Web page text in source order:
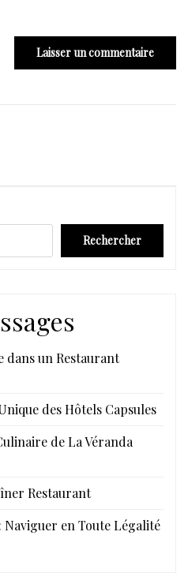
Rechercher
dans un Restaurant
des Hôtels Capsules
de La Véranda
Restaurant
Naviguer en Toute Légalité